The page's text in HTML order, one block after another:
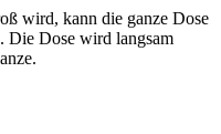
wird, kann die ganze Dose
Die Dose wird langsam